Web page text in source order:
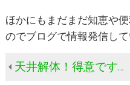
ほかにもまだまだ知恵や
のでブログで情報発信して
天井解体！得意です！ 雨漏れの原因追求には手を抜きませんよ！